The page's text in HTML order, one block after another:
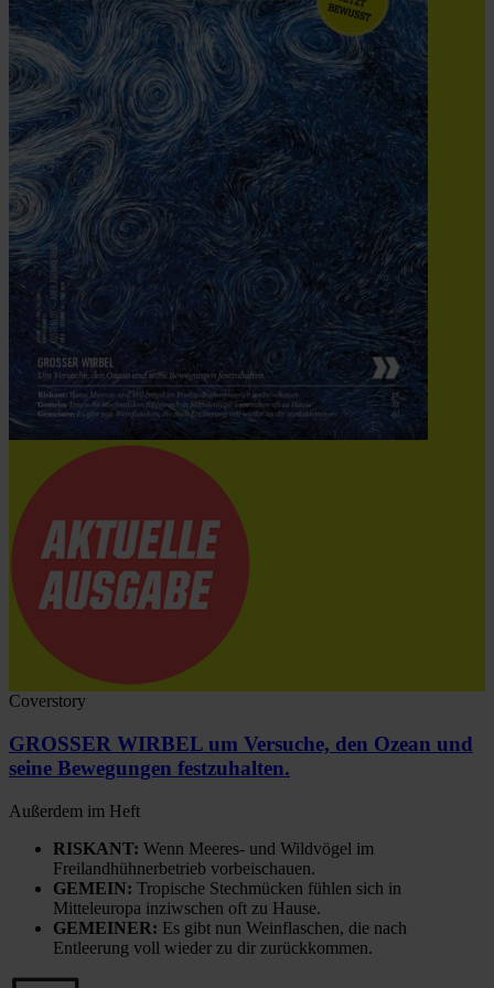
Coverstory
GROSSER WIRBEL um Versuche, den Ozean und
seine Bewegungen festzuhalten.
Außerdem im Heft
RISKANT: Wenn Meeres- und Wildvögel im
Freilandhühnerbetrieb vorbeischauen.
GEMEIN: Tropische Stechmücken fühlen sich in
Mitteleuropa inziwschen oft zu Hause.
GEMEINER: Es gibt nun Weinflaschen, die nach
Entleerung voll wieder zu dir zurückkommen.